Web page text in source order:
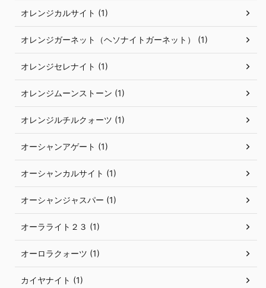
オレンジカルサイト (1)
オレンジガーネット（ヘソナイトガーネット） (1)
オレンジセレナイト (1)
オレンジムーンストーン (1)
オレンジルチルクォーツ (1)
オーシャンアゲート (1)
オーシャンカルサイト (1)
オーシャンジャスパー (1)
オーラライト２３ (1)
オーロラクォーツ (1)
カイヤナイト (1)